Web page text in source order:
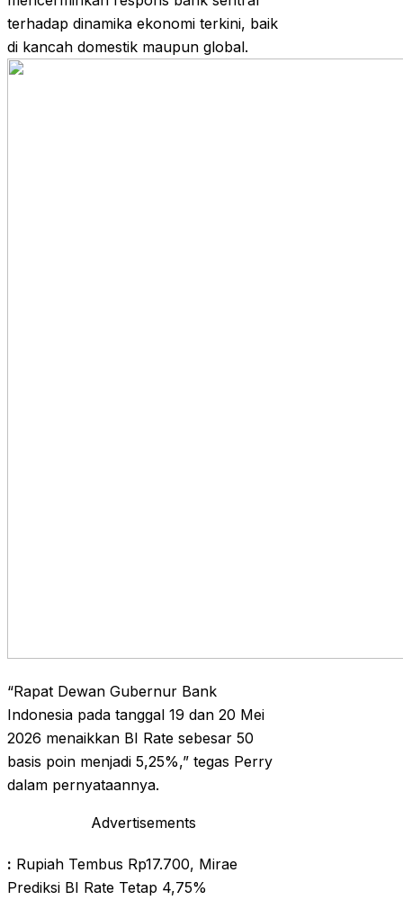
terhadap dinamika ekonomi terkini, baik
di kancah domestik maupun global.
“Rapat Dewan Gubernur Bank
Indonesia pada tanggal 19 dan 20 Mei
2026 menaikkan BI Rate sebesar 50
basis poin menjadi 5,25%,” tegas Perry
dalam pernyataannya.
Advertisements
: Rupiah Tembus Rp17.700, Mirae
Prediksi BI Rate Tetap 4,75%